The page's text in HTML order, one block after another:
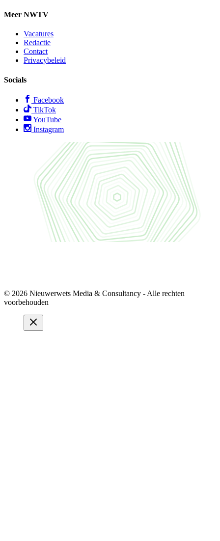
Meer NWTV
Vacatures
Redactie
Contact
Privacybeleid
Socials
Facebook
TikTok
YouTube
Instagram
© 2026 Nieuwerwets Media & Consultancy - Alle rechten
voorbehouden